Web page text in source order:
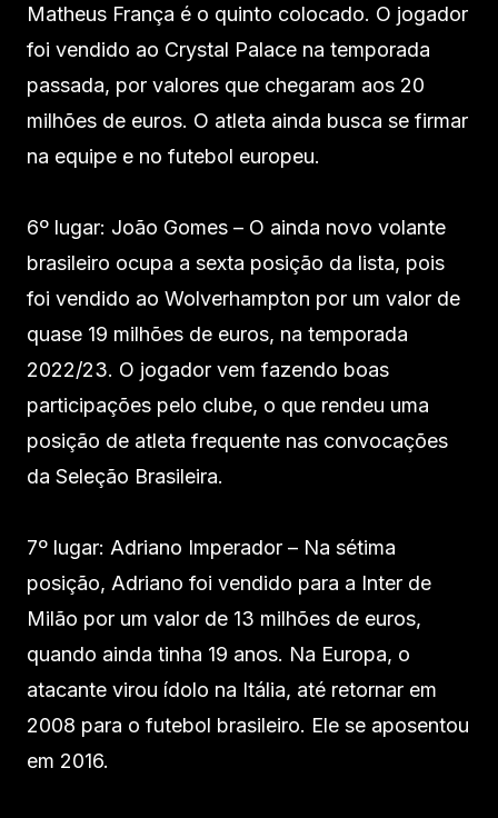
Matheus França é o quinto colocado. O jogador
foi vendido ao Crystal Palace na temporada
passada, por valores que chegaram aos 20
milhões de euros. O atleta ainda busca se firmar
na equipe e no futebol europeu.
6º lugar: João Gomes – O ainda novo volante
brasileiro ocupa a sexta posição da lista, pois
foi vendido ao Wolverhampton por um valor de
quase 19 milhões de euros, na temporada
2022/23. O jogador vem fazendo boas
participações pelo clube, o que rendeu uma
posição de atleta frequente nas convocações
da Seleção Brasileira.
7º lugar: Adriano Imperador – Na sétima
posição, Adriano foi vendido para a Inter de
Milão por um valor de 13 milhões de euros,
quando ainda tinha 19 anos. Na Europa, o
atacante virou ídolo na Itália, até retornar em
2008 para o futebol brasileiro. Ele se aposentou
em 2016.